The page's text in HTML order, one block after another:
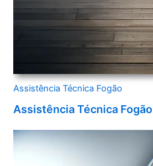
Assistência Técnica Fogão
Assistência Técnica Fogão